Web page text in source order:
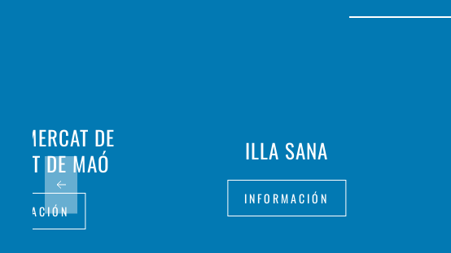
ILLA SANA
INFORMACIÓN
MERCAT DE
DE MAÓ